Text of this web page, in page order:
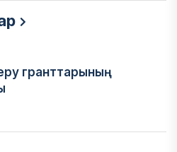
гранттарының